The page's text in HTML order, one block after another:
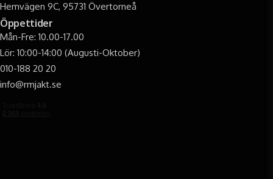
Hemvägen 9C, 95731 Övertorneå
Öppettider
Mån-Fre: 10.00-17.00
Lör: 10:00-14:00 (Augusti-Oktober)
010-188 20 20
info@rmjakt.se